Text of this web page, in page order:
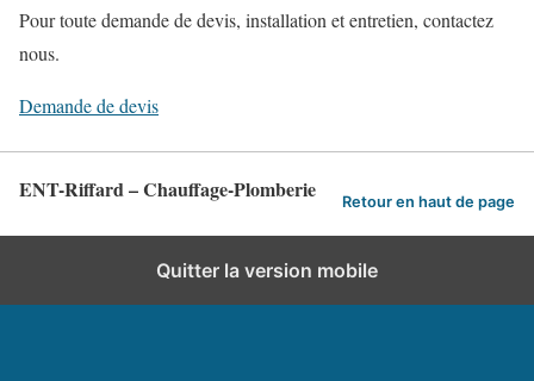
Pour toute demande de devis, installation et entretien, contactez
nous.
Demande de devis
ENT-Riffard – Chauffage-Plomberie Retour en haut de page
Quitter la version mobile